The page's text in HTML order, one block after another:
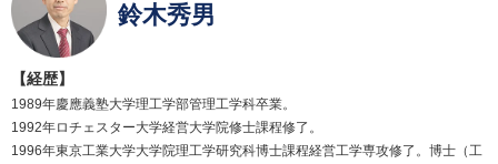
鈴木秀男
【経歴】
1989年慶應義塾大学理工学部管理工学科卒業。
1992年ロチェスター大学経営大学院修士課程修了。
1996年東京工業大学大学院理工学研究科博士課程経営工学専攻修了。博士（工